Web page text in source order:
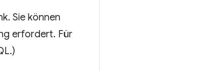
Sie können
erfordert. Für